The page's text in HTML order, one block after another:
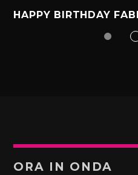
HAPPY BIRTHDAY
ORA IN ONDA